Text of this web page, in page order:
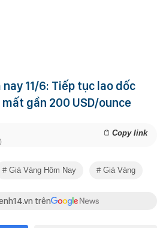
nay 11/6: Tiếp tục lao dốc
mất gần 200 USD/ounce
Copy link
Giá Vàng Hôm Nay Giá Vàng
trên